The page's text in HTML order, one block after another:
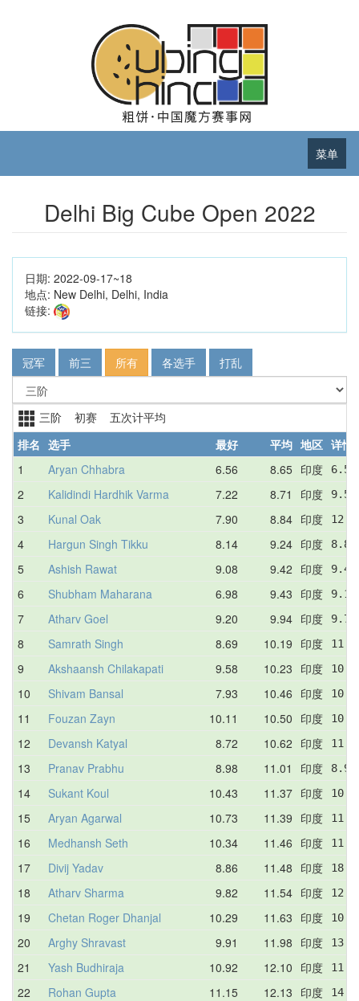
菜单
Delhi Big Cube Open 2022
日期: 2022-09-17~18
地点: New Delhi, Delhi, India
链接:
冠军 前三 所有 各选手 打乱
三阶 初赛 五次计平均
排名 选手 最好 平均 地区 详情
1
Aryan Chhabra 6.56 8.65 印度
2 Kalidindi Hardhik Varma 7.22 8.71 印度
3 Kunal Oak 7.90 8.84 印度
4 Hargun Singh Tikku 8.14 9.24 印度
5 Ashish Rawat 9.08 9.42 印度
6 Shubham Maharana 6.98 9.43 印度
7 Atharv Goel 9.20 9.94 印度
8 Samrath Singh 8.69 10.19 印度
9 Akshaansh Chilakapati 9.58 10.23 印度
10 Shivam Bansal 7.93 10.46 印度
11 Fouzan Zayn 10.11 10.50 印度
12 Devansh Katyal 8.72 10.62 印度
13 Pranav Prabhu 8.98 11.01 印度
14 Sukant Koul 10.43 11.37 印度
15 Aryan Agarwal 10.73 11.39 印度
16 Medhansh Seth 10.34 11.46 印度
17 Divij Yadav 8.86 11.48 印度
18 Atharv Sharma 9.82 11.54 印度
19 Chetan Roger Dhanjal 10.29 11.63 印度
20 Arghy Shravast 9.91 11.98 印度
21 Yash Budhiraja 10.92 12.10 印度
22 Rohan Gupta 11.15 12.13 印度